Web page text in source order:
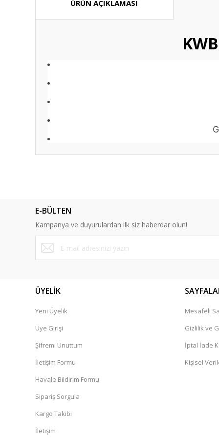
ÜRÜN AÇIKLAMASI
Ürün bilgilerinde hatalar bulunuyor.
Ürün fiyatı diğer sitelerden daha pahalı.
Bu ürüne benzer farklı alternatifler olmalı.
E-BÜLTEN
Kampanya ve duyurulardan ilk siz haberdar olun!
ÜYELİK
Yeni Üyelik
Üye Girişi
Şifremi Unuttum
İletişim Formu
Havale Bildirim Formu
Sipariş Sorgula
Kargo Takibi
İletişim
Mesafeli
Gizlilik ve
İptal İade
Kişisel